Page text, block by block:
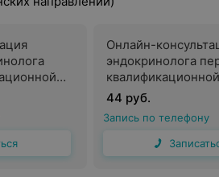
Онлайн-
эндокринолога
44 руб.
Запись по телефону